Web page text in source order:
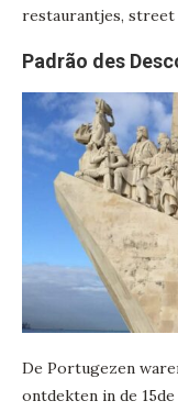
restaurantjes, street
Padrão des
De Portugezen
ontdekten in de